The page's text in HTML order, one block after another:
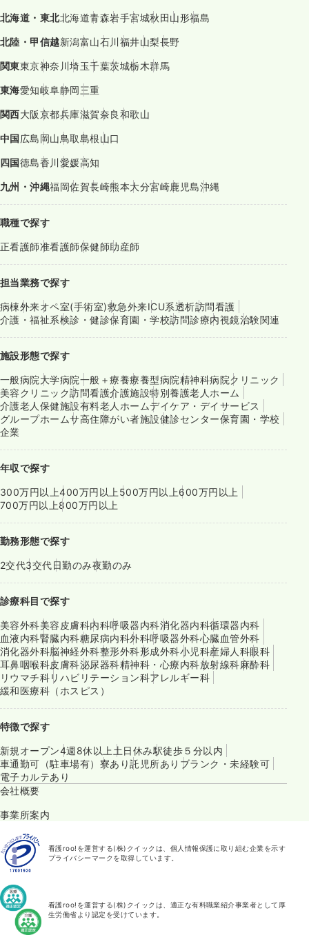
北海道・東北北海道青森岩手宮城秋田山形福島
北陸・甲信越新潟富山石川福井山梨長野
関東東京神奈川埼玉千葉茨城栃木群馬
東海愛知岐阜静岡三重
関西大阪京都兵庫滋賀奈良和歌山
中国広島岡山鳥取島根山口
四国徳島香川愛媛高知
九州・沖縄福岡佐賀長崎熊本大分宮崎鹿児島沖縄
職種で探す
正看護師准看護師保健師助産師
担当業務で探す
病棟外来オペ室(手術室)救急外来ICU系透析訪問看護
介護・福祉系検診・健診保育園・学校訪問診療内視鏡治験関連
施設形態で探す
一般病院大学病院一般＋療養療養型病院精神科病院クリニック
美容クリニック訪問看護介護施設特別養護老人ホーム
介護老人保健施設有料老人ホームデイケア・デイサービス
グループホームサ高住障がい者施設健診センター保育園・学校
企業
年収で探す
300万円以上400万円以上 500万円以上600万円以上
700万円以上800万円以上
勤務形態で探す
2交代3交代日勤のみ夜勤のみ
診療科目で探す
美容外科美容皮膚科内科呼吸器内科消化器内科循環器内科
血液内科腎臓内科糖尿病内科外科呼吸器外科心臓血管外科
消化器外科脳神経外科整形外科形成外科小児科産婦人科眼科
耳鼻咽喉科皮膚科泌尿器科精神科・心療内科放射線科麻酔科
リウマチ科リハビリテーション科アレルギー科
緩和医療科（ホスピス）
特徴で探す
新規オープン4週8休以上 土日休み駅徒歩５分以内
車通勤可（駐車場有） 寮あり託児所あり ブランク・未経験可
電子カルテあり
会社概要
事業所案内
看護roo!を運営する(株)クイックは、個人情報保護に取り組む企業を示す
プライバシーマークを取得しています。
看護roo!を運営する(株)クイックは、適正な有料職業紹介事業者として厚
生労働省より認定を受けています。